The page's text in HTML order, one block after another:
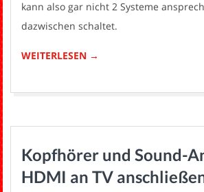
kann also gar nicht 2 Systeme
dazwischen schaltet.
WEITERLESEN →
Kopfhörer und Sound-
HDMI an TV